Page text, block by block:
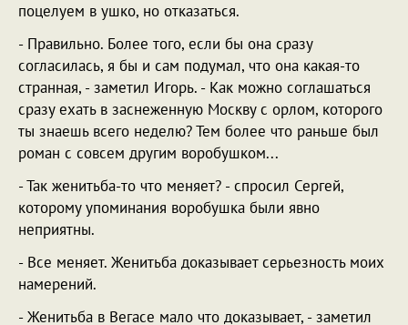
поцелуем в ушко, но отказаться.
- Правильно. Более того, если бы она сразу
согласилась, я бы и сам подумал, что она какая-то
странная, - заметил Игорь. - Как можно соглашаться
сразу ехать в заснеженную Москву с орлом, которого
ты знаешь всего неделю? Тем более что раньше был
роман с совсем другим воробушком...
- Так женитьба-то что меняет? - спросил Сергей,
которому упоминания воробушка были явно
неприятны.
- Все меняет. Женитьба доказывает серьезность моих
намерений.
- Женитьба в Вегасе мало что доказывает, - заметил